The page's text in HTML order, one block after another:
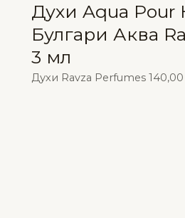
Духи Aqua Pour
Булгари Аква
3 мл
Духи Ravza Perfumes 140,00